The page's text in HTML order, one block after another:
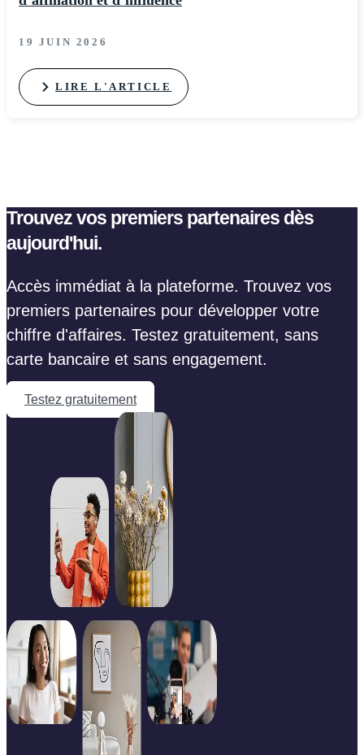
19 JUIN 2026
LIRE L'ARTICLE
Trouvez vos premiers partenaires dès
aujourd'hui.
Accès immédiat à la plateforme. Trouvez vos
premiers partenaires pour développer votre
chiffre d'affaires. Testez gratuitement, sans
carte bancaire et sans engagement.
Testez gratuitement